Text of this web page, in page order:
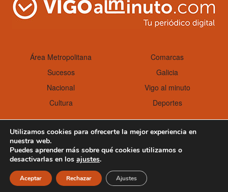
Área Metropolitana
Comarcas
Sucesos
Galicia
Nacional
Vigo al minuto
Cultura
Deportes
Aviso Legal Política de cookies
Utilizamos cookies para ofrecerte la mejor experiencia en
nuestra web.
Puedes aprender más sobre qué cookies utilizamos o
desactivarlas en los ajustes.
Aceptar Rechazar Ajustes